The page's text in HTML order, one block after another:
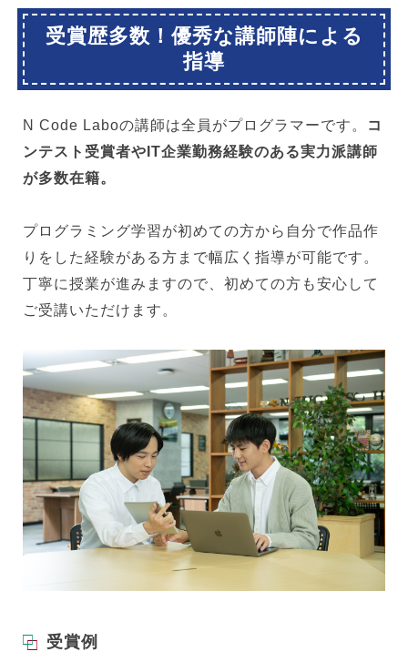
受賞歴多数！優秀な講師陣による
指導
N Code Laboの講師は全員がプログラマーです。
コ
ンテスト受賞者やIT企業勤務経験のある実力派講師
が多数在籍。
プログラミング学習が初めての方から自分で作品作
りをした経験がある方まで幅広く指導が可能です。
丁寧に授業が進みますので、初めての方も安心して
ご受講いただけます。
受賞例